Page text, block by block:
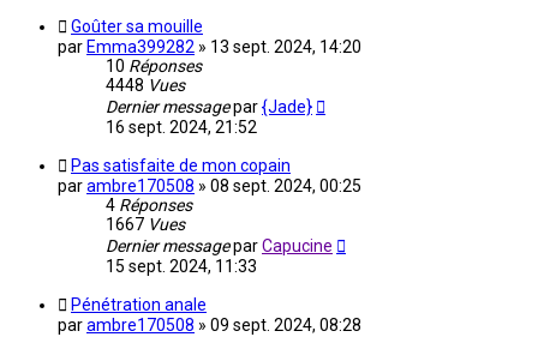
Goûter sa mouille
par Emma399282 » 13 sept. 2024, 14:20
10 Réponses
4448 Vues
Dernier messagepar{Jade}
16 sept. 2024, 21:52
Pas satisfaite de mon copain
parambre170508 » 08 sept. 2024, 00:25
4 Réponses
1667 Vues
Dernier messageparCapucine
15 sept. 2024, 11:33
Pénétration anale
parambre170508 » 09 sept. 2024, 08:28